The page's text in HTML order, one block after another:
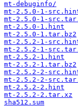
mt-debuginfo/
mt-2.5.0-1-
mt-2.5.0-1-
mt-2.5.0-1.hint
mt-2.5.0-1.tar.bz2
mt-2.5.2-1-
mt-2.5.2-1-
mt-2.5.2-1.hint
mt-2.5.2-1.tar.bz2
mt-2.5.2-2-
mt-2.5.2-2-
mt-2.5.2-2.hint
mt-2.5.2-2.tar.xz
sha512.sum